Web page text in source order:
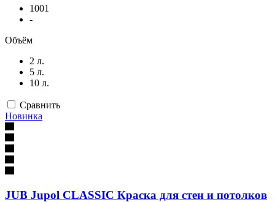
1001
-
Объём
2 л.
5 л.
10 л.
Сравнить
Новинка
JUB Jupol CLASSIC Краска для стен и потолков